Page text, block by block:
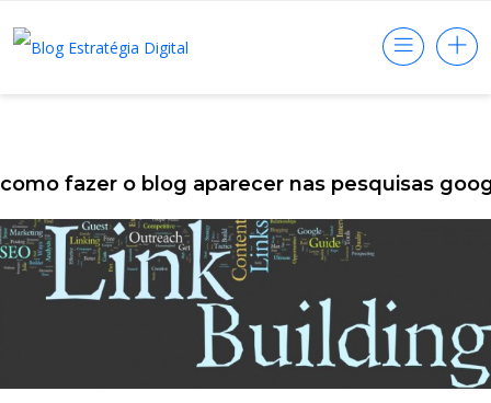
como fazer o blog aparecer nas pesquisas